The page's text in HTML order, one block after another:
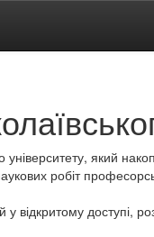
який
робіт
відкритому доступі,